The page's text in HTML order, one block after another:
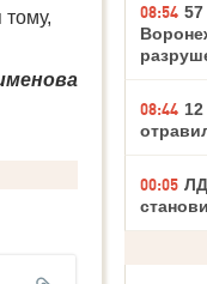
08:54
08:44
00:05